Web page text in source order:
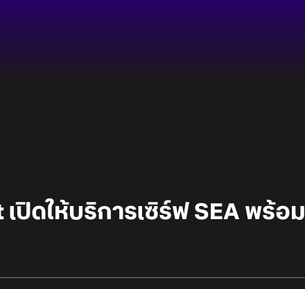
ปิดให้บริการเซิร์ฟ SEA พร้อม